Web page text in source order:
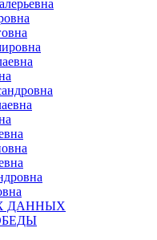
ДАННЫХ